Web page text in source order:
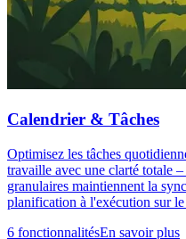
Calendrier & Tâches
Optimisez les tâches
travaille avec une clarté totale
granulaires maintiennent la
planification à l'exécution sur
6 fonctionnalitésEn savoir plus